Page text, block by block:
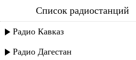
звезды сергокалы - track 02
Список радиостанций
Радио Кавказ
Радио Дагестан